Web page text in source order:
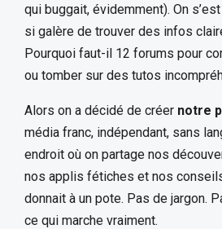
qui buggait, évidemment). On
si galère de trouver des infos
Pourquoi faut-il 12 forums pour
ou tomber sur des tutos
Alors on a décidé de créer notre
média franc, indépendant, sans
endroit où on partage nos
nos applis fétiches et nos
donnait à un pote. Pas de jargon.
ce qui marche vraiment.